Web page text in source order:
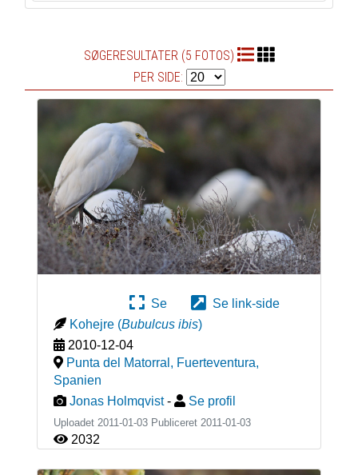
SØGERESULTATER (5 FOTOS)
PER SIDE:
Se
Se link-side
Kohejre (Bubulcus ibis)
2010-12-04
Punta del Matorral, Fuerteventura,
Spanien
Jonas Holmqvist - Se profil
Uploadet 2011-01-03 Publiceret 2011-01-03
2032